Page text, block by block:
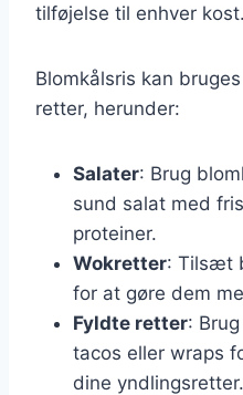
tilføjelse til enhver kost.
Blomkålsris kan
retter, herunder:
Salater: Brug
sund salat med
proteiner.
Wokretter: Tilsæt
for at gøre dem
Fyldte retter:
tacos eller wraps
dine yndlingsretter.